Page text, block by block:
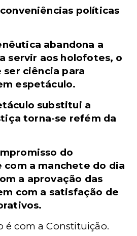
políticas
abandona a
servir aos holofotes, o
ciência para
espetáculo.
substitui a
torna-se refém da
do
a manchete do dia
a aprovação das
com a satisfação de
é com a Constituição.